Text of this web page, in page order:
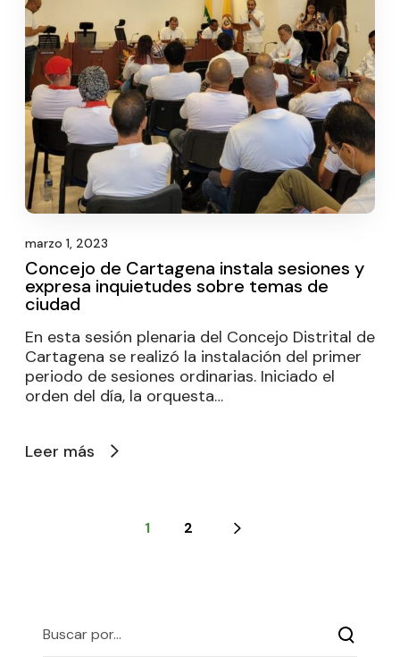
marzo 1, 2023
Concejo de Cartagena instala sesiones y
expresa inquietudes sobre temas de
ciudad
En esta sesión plenaria del Concejo Distrital de
Cartagena se realizó la instalación del primer
periodo de sesiones ordinarias. Iniciado el
orden del día, la orquesta…
Leer más
1 2